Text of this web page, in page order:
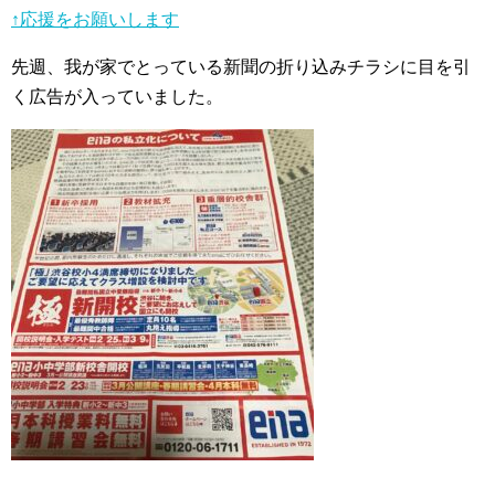
↑応援をお願いします
先週、我が家でとっている新聞の折り込みチラシに目を引
く広告が入っていました。